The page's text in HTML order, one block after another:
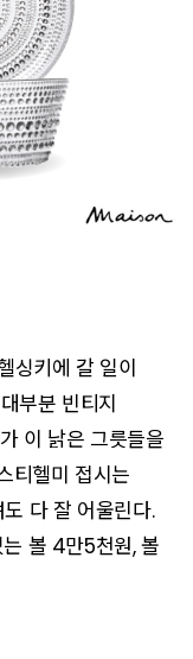
싱키에 갈 일이
부분 빈티지
이 낡은 그릇들을
티헬미 접시는
다 잘 어울린다.
볼 4만5천원, 볼